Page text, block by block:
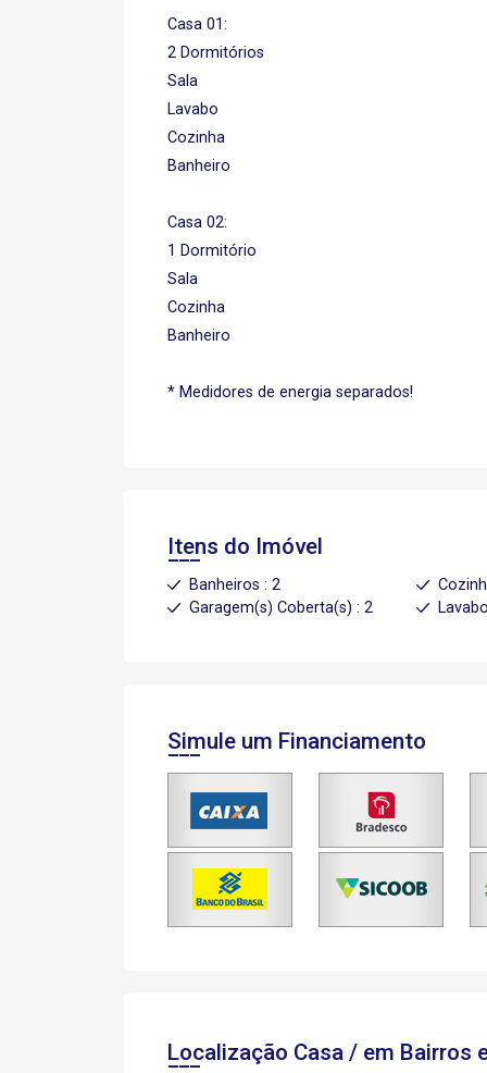
Casa 01:
2 Dormitórios
Sala
Lavabo
Cozinha
Banheiro
Casa 02:
1 Dormitório
Sala
Cozinha
Banheiro
* Medidores de energia separados!
Itens do Imóvel
Banheiros : 2
Garagem(s) Coberta(s) : 2
Simule um Financiamento
Localização Casa / em Bairros